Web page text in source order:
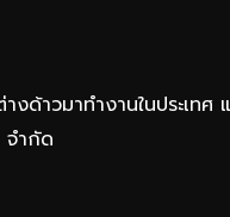
งด้าวมาทำงานในประเทศ
จำกัด